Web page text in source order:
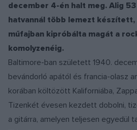
december 4-én halt meg. Alig
hatvannál több lemezt
műfajban kipróbálta magát a
komolyzenéig.
Baltimore-ban született 1940.
bevándorló apától és francia-olasz
korában költözött Kaliforniába,
Tizenkét évesen kezdett dobolni,
a gitárra, amelyen teljesen egyedül